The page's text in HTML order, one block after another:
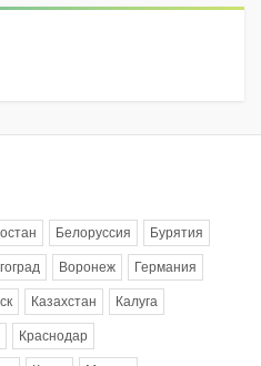
Белоруссия Бурятия
Воронеж Германия
Казахстан Калуга
Краснодар